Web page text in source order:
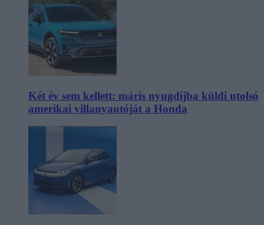
Két év sem kellett: máris nyugdíjba küldi utolsó
amerikai villanyautóját a Honda